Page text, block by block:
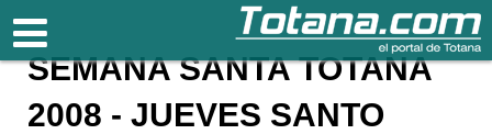
Totana.com
SEMANA SANTA TOTANA
2008 - JUEVES SANTO